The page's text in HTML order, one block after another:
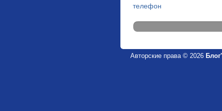
телефон
Авторские права © 2026